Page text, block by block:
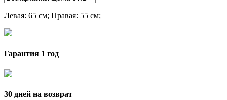
Левая: 65 см; Правая: 55 см;
Гарантия 1 год
30 дней на возврат